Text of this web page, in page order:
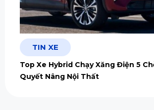
TIN XE
Top Xe Hybrid Chạy Xăng Điện 5
Quyết Nâng Nội Thất